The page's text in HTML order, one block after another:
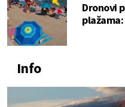
Dronovi
Info